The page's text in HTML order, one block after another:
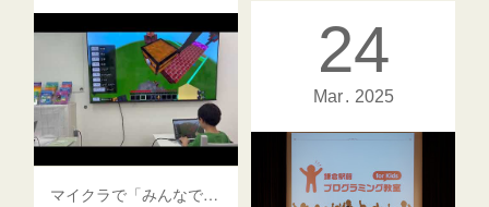
マイクラで「みんなで1000mアスレチックを作ろう！」を行いました
24
Mar 2025